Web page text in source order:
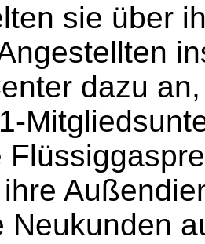
sie über
dazu
Neukunden